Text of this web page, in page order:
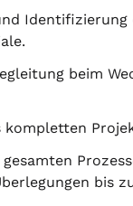
Identifizierung
beim
kompletten
bis